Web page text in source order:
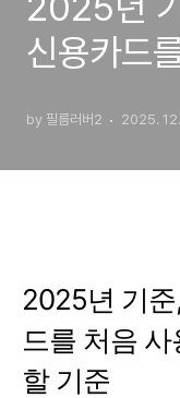
신용카드
by 필름러버2 2025.
2025년 기
드를 처음
할 기준